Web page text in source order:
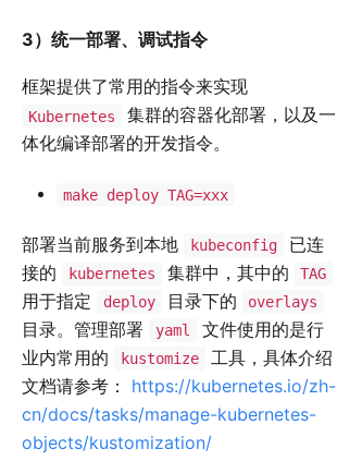
3）统一部署、调试指令
框架提供了常用的指令来实现
Kubernetes
集群的容器化部署，以及一
体化编译部署的开发指令。
make deploy TAG=xxx
部署当前服务到本地 kubeconfig
已连
接的
kubernetes 集群中，其中的 TAG
用于指定 deploy 目录下的 overlays
目录。管理部署 yaml
文件使用的是行
业内常用的
kustomize
工具，具体介绍
文档请参考： https://kubernetes.io/zh-
cn/docs/tasks/manage-kubernetes-
objects/kustomization/